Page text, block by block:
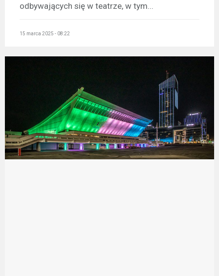
odbywających się w teatrze, w tym...
15 marca 2025 - 08:22